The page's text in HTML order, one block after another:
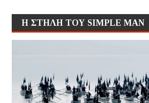
Η ΣΤΗΛΗ ΤΟΥ SIMPLE MAN